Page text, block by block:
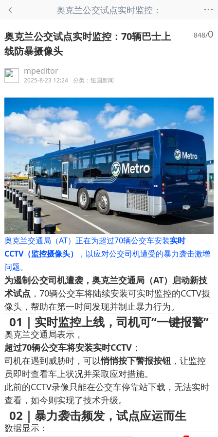
奥克兰公交试点实时监控：
纽国新闻
...
奥克兰公交试点实时监控：70辆巴士上
线防暴摄像头
848/0
mpeditor
2025-8-23 12:24 分类： 纽国新闻
奥克兰交通局（AT）正在为超过70辆公交车安装实时
CCTV（监控摄像头）
，以应对公交司机遭受的暴力袭击激增
问题。
为遏制公交司机遭袭，奥克兰交通局（AT）启动新技
术试点 ，70辆公交车将陆续安装可实时监控的CCTV摄
像头，帮助在第一时间发现并制止暴力行为。
01｜实时监控上线，司机可“一键报警”
奥克兰交通局表示，
超过70辆公交车将安装实时CCTV；
司机在遇到威胁时，可以悄悄按下警报按钮，让监控
员即时查看车上状况并采取应对措施。
此前的CCTV录像只能在公交车停靠站下载，无法实时
查看，如今则实现了技术升级。
02｜暴力袭击频发，试点应运而生
数据显示：